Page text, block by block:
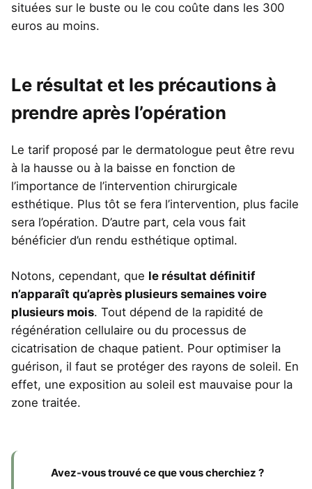
situées sur le buste ou le cou coûte dans les 300
euros au moins.
Le résultat et les précautions à
prendre après l’opération
Le tarif proposé par le dermatologue peut être revu
à la hausse ou à la baisse en fonction de
l’importance de l’intervention chirurgicale
esthétique. Plus tôt se fera l’intervention, plus facile
sera l’opération. D’autre part, cela vous fait
bénéficier d’un rendu esthétique optimal.
Notons, cependant, que le résultat définitif
n’apparaît qu’après plusieurs semaines voire
plusieurs mois. Tout dépend de la rapidité de
régénération cellulaire ou du processus de
cicatrisation de chaque patient. Pour optimiser la
guérison, il faut se protéger des rayons de soleil. En
effet, une exposition au soleil est mauvaise pour la
zone traitée.
Avez-vous trouvé ce que vous cherchiez ?